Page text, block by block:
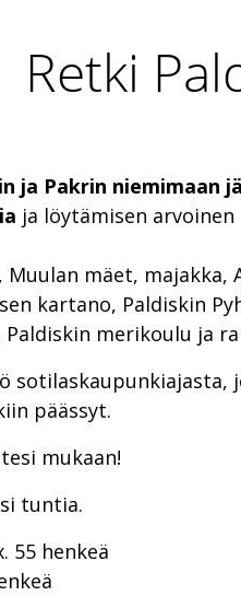
Retki
ja Pakrin niemimaan
ja löytämisen
mäet, majakka,
kartano, Paldiskin
Paldiskin merikoulu ja
sotilaskaupunkiajasta,
päässyt.
mukaan!
tuntia.
55 henkeä